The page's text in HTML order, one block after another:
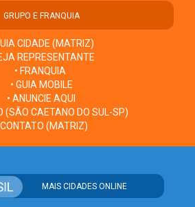
GRUPO E FRANQUIA
CIDADE (MATRIZ)
REPRESENTANTE
• FRANQUIA
• GUIA MOBILE
• ANUNCIE AQUI
(SÃO CAETANO DO SUL-SP)
CONTATO (MATRIZ)
MAIS CIDADES ONLINE